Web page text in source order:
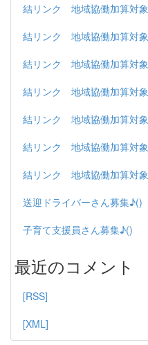
結リンク 地域協働加算対
結リンク 地域協働加算対
結リンク 地域協働加算対
結リンク 地域協働加算対
結リンク 地域協働加算対
結リンク 地域協働加算対
結リンク 地域協働加算対
送迎ドライバーさん募集♪()
子育て支援員さん募集♪()
最近のコメント
[RSS]
[XML]